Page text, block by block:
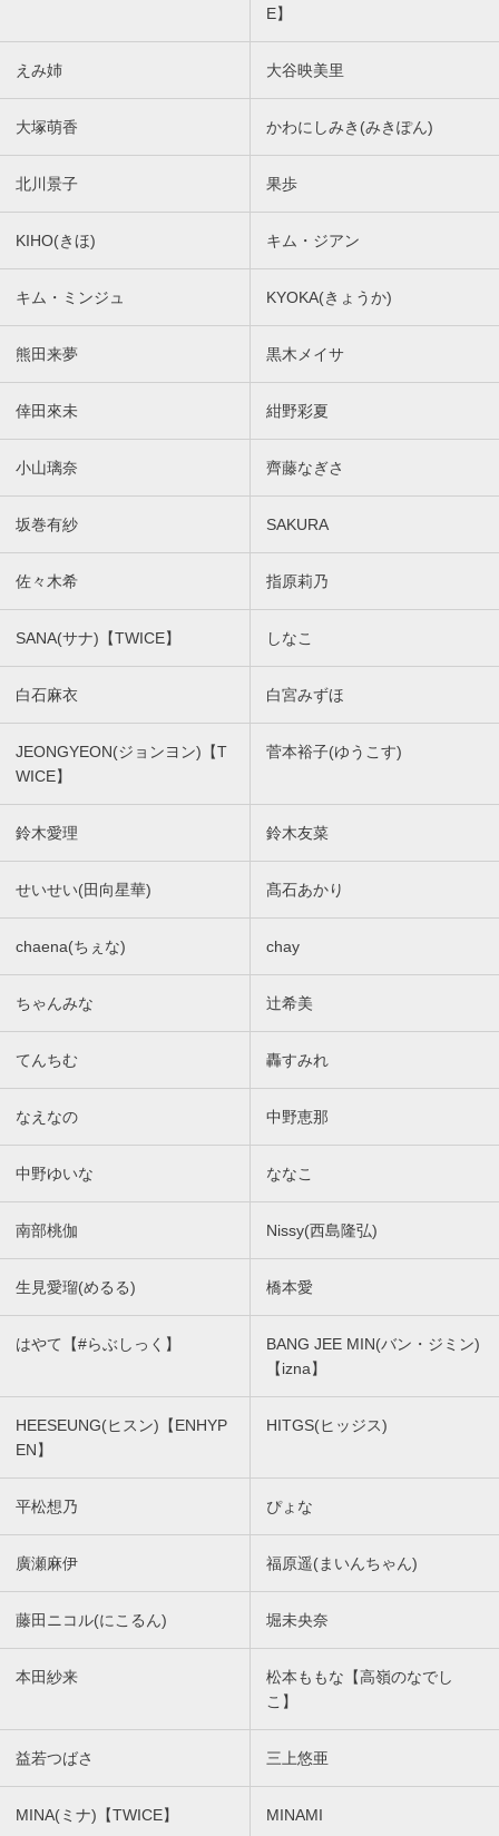
E】
えみ姉 大谷映美里
大塚萌香 かわにしみき(みきぽん)
北川景子 果歩
KIHO(きほ) キム・ジアン
キム・ミンジュ KYOKA(きょうか)
熊田来夢 黒木メイサ
倖田來未 紺野彩夏
小山璃奈 齊藤なぎさ
坂巻有紗 SAKURA
佐々木希 指原莉乃
SANA(サナ)【TWICE】 しなこ
白石麻衣 白宮みずほ
JEONGYEON(ジョンヨン)【T
WICE】
菅本裕子(ゆうこす)
鈴木愛理 鈴木友菜
せいせい(田向星華) 髙石あかり
chaena(ちぇな) chay
ちゃんみな 辻希美
てんちむ 轟すみれ
なえなの 中野恵那
中野ゆいな ななこ
南部桃伽 Nissy(西島隆弘)
生見愛瑠(めるる) 橋本愛
はやて【#らぶしっく】
BANG JEE MIN(バン・ジミン)
【izna】
HEESEUNG(ヒスン)【ENHYP
EN】
HITGS(ヒッジス)
平松想乃 ぴょな
廣瀬麻伊 福原遥(まいんちゃん)
藤田ニコル(にこるん) 堀未央奈
本田紗来
松本ももな【高嶺のなでし
こ】
益若つばさ 三上悠亜
MINA(ミナ)【TWICE】 MINAMI